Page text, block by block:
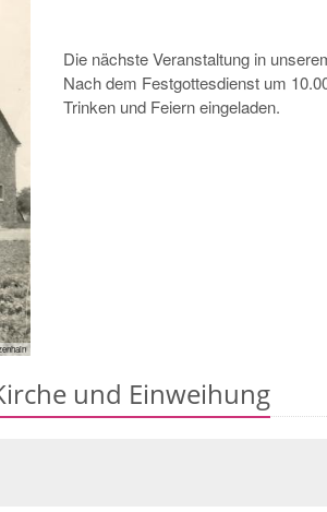
Die nächste Veranstaltung in
Nach dem Festgottesdienst um
Trinken und Feiern eingeladen.
und Einweihung